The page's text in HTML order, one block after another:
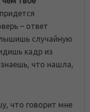
– ответ
случайную
кадр из
что нашла,
что говорит мне